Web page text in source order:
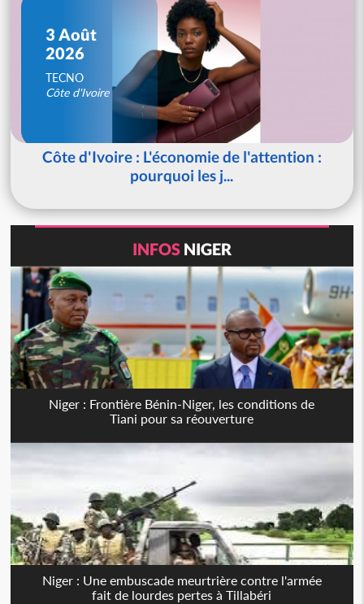
3 Août
2026
TECNO
Côte d'Ivoire
Côte d'Ivoire : L'économie de l'attention :
pourquoi les j...
INFOS NIGER
Niger : Frontière Bénin-Niger, les conditions de
Tiani pour sa réouverture
Niger : Une embuscade meurtrière contre l'armée
fait de lourdes pertes à Tillabéri